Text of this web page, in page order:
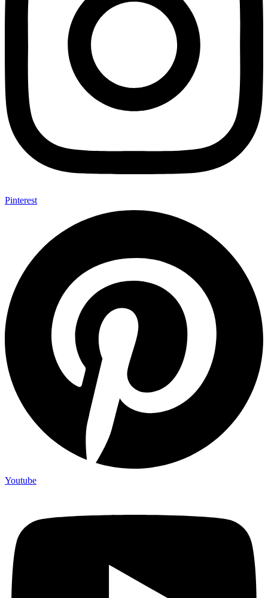
Pinterest
Youtube